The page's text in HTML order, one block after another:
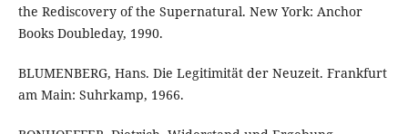
the Rediscovery of the Supernatural. New York: Anchor
Books Doubleday, 1990.
BLUMENBERG, Hans. Die Legitimität der Neuzeit. Frankfurt
am Main: Suhrkamp, 1966.